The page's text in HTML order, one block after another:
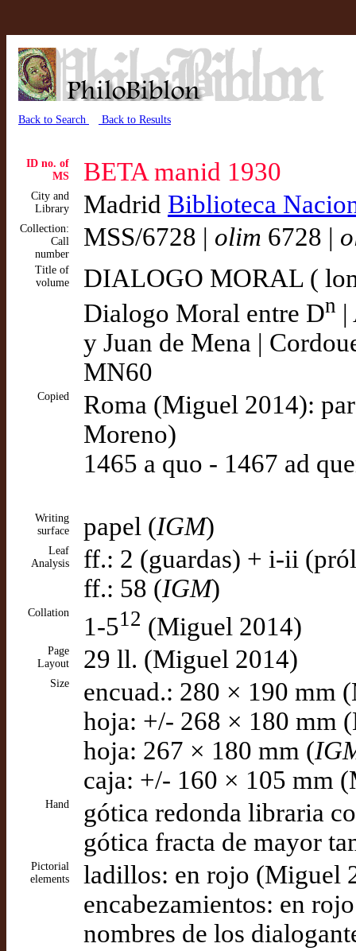
Back to Search Back to Results
ID no. of
MS
BETA manid 1930
City and
Library
Madrid Biblioteca
Collection:
Call
number
MSS/6728 | olim 6728 |
Title of
volume
DIALOGO MORAL (
Dialogo Moral entre Dn |
y Juan de Mena |
MN60
Copied
Roma (Miguel 2014):
Moreno)
1465 a quo - 1467 ad
Writing
surface
papel (IGM)
Leaf
Analysis
ff.: 2 (guardas) + i-ii
ff.: 58 (IGM)
Collation 1-512 (Miguel 2014)
Page
Layout
29 ll. (Miguel 2014)
Size
encuad.: 280 × 190 mm
hoja: +/- 268 × 180 mm
hoja: 267 × 180 mm (
caja: +/- 160 × 105 mm
Hand
gótica redonda libraria
gótica fracta de mayor
Pictorial
elements
ladillos: en rojo (Miguel
encabezamientos: en
nombres de los